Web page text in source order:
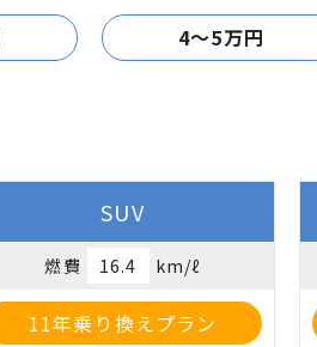
4～5万円
SUV
燃費 16.4 km/ℓ
11年乗り換えプラン